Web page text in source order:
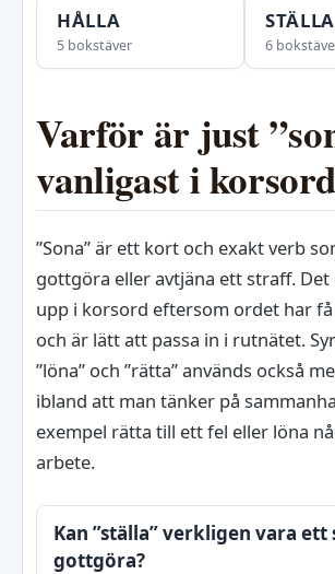
HÅLLA
5 bokstäver
STÄLLA
6
Varför är just
vanligast i
”Sona” är ett kort och exakt verb
gottgöra eller avtjäna ett straff.
upp i korsord eftersom ordet har
och är lätt att passa in i rutnätet.
”löna” och ”rätta” används också
ibland att man tänker på
exempel rätta till ett fel eller löna
arbete.
Kan ”ställa” verkligen vara ett
gottgöra?